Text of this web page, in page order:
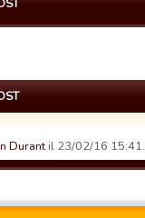
Durantil 23/02/16 15:41.